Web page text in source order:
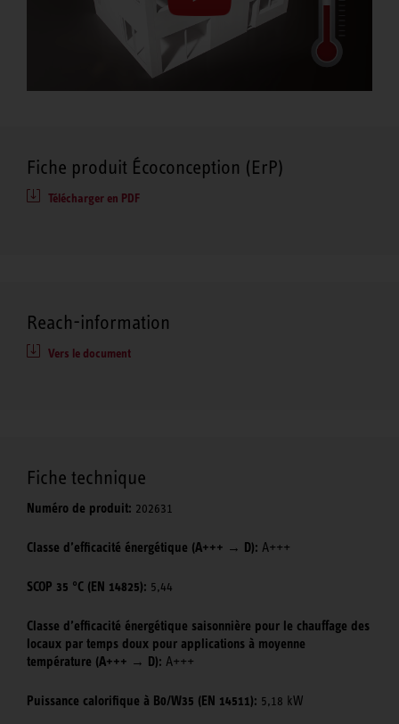
Fiche produit Écoconception (ErP)
Télécharger en PDF
Reach-information
Vers le document
Fiche technique
Numéro de produit: 202631
Classe d’efficacité énergétique (A+++ → D): A+++
SCOP 35 °C (EN 14825): 5,44
Classe d’efficacité énergétique saisonnière pour le chauffage des
locaux par temps doux pour applications à moyenne
température (A+++ → D): A+++
Puissance calorifique à B0/W35 (EN 14511): 5,18 kW